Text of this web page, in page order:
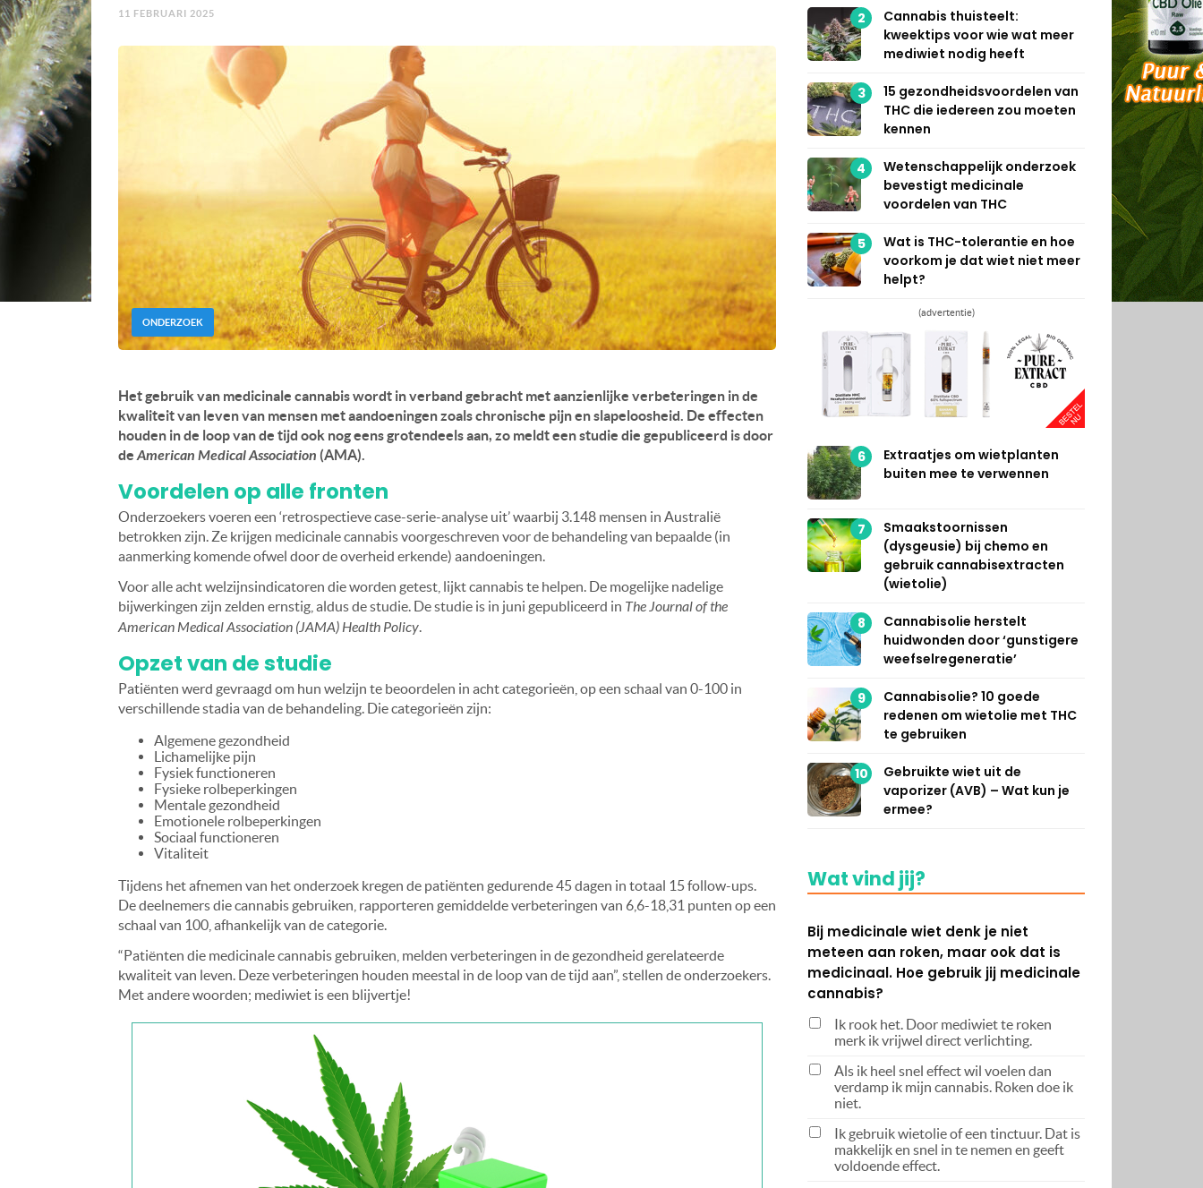
11 FEBRUARI 2025
ONDERZOEK
Het gebruik van medicinale cannabis wordt in verband gebracht met aanzienlijke verbeteringen in de
kwaliteit van leven van mensen met aandoeningen zoals chronische pijn en slapeloosheid. De effecten
houden in de loop van de tijd ook nog eens grotendeels aan, zo meldt een studie die gepubliceerd is door
de American Medical Association (AMA).
Voordelen op alle fronten
Onderzoekers voeren een ‘retrospectieve case-serie-analyse uit’ waarbij 3.148 mensen in Australië
betrokken zijn. Ze krijgen medicinale cannabis voorgeschreven voor de behandeling van bepaalde (in
aanmerking komende ofwel door de overheid erkende) aandoeningen.
Voor alle acht welzijnsindicatoren die worden getest, lijkt cannabis te helpen. De mogelijke nadelige
bijwerkingen zijn zelden ernstig, aldus de studie. De studie is in juni gepubliceerd in The Journal of the
American Medical Association (JAMA) Health Policy.
Opzet van de studie
Patiënten werd gevraagd om hun welzijn te beoordelen in acht categorieën, op een schaal van 0-100 in
verschillende stadia van de behandeling. Die categorieën zijn:
Algemene gezondheid
ichamelijke pijn
Fysiek functioneren
Fysieke rolbeperkingen
Mentale gezondheid
Emotionele rolbeperkingen
Sociaal functioneren
Vitaliteit
Tijdens het afnemen van het onderzoek kregen de patiënten gedurende 45 dagen in totaal 15 follow-ups.
De deelnemers die cannabis gebruiken, rapporteren gemiddelde verbeteringen van 6,6-18,31 punten op een
schaal van 100, afhankelijk van de categorie.
“Patiënten die medicinale cannabis gebruiken, melden verbeteringen in de gezondheid gerelateerde
kwaliteit van leven. Deze verbeteringen houden meestal in de loop van de tijd aan”, stellen de onderzoekers.
Met andere woorden; mediwiet is een blijvertje!
2
Cannabis thuisteelt:
kweektips voor wie wat meer
mediwiet nodig heeft
3
15 gezondheidsvoordelen van
THC die iedereen zou moeten
kennen
4
Wetenschappelijk onderzoek
bevestigt medicinale
voordelen van THC
5
Wat is THC-tolerantie en hoe
voorkom je dat wiet niet meer
helpt?
(advertentie)
6
Extraatjes om wietplanten
buiten mee te verwennen
7
Smaakstoornissen
(dysgeusie) bij chemo en
gebruik cannabisextracten
(wietolie)
8
Cannabisolie herstelt
huidwonden door ‘gunstigere
weefselregeneratie’
9
Cannabisolie? 10 goede
redenen om wietolie met THC
te gebruiken
10
Gebruikte wiet uit de
vaporizer (AVB) – Wat kun je
ermee?
Wat vind jij?
Bij medicinale wiet denk je niet
meteen aan roken, maar ook dat is
medicinaal. Hoe gebruik jij medicinale
cannabis?
Ik rook het. Door mediwiet te roken
merk ik vrijwel direct verlichting.
Als ik heel snel effect wil voelen dan
verdamp ik mijn cannabis. Roken doe ik
niet.
Ik gebruik wietolie of een tinctuur. Dat is
makkelijk en snel in te nemen en geeft
voldoende effect.